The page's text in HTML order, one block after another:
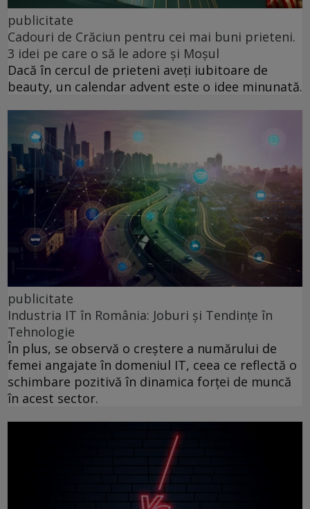
publicitate
Cadouri de Crăciun pentru cei mai buni prieteni.
3 idei pe care o să le adore și Moșul
Dacă în cercul de prieteni aveți iubitoare de
beauty, un calendar advent este o idee minunată.
publicitate
Industria IT în România: Joburi și Tendințe în
Tehnologie
În plus, se observă o creștere a numărului de
femei angajate în domeniul IT, ceea ce reflectă o
schimbare pozitivă în dinamica forței de muncă
în acest sector.